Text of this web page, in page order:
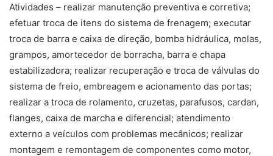
Atividades – realizar manutenção preventiva e corretiva;
efetuar troca de itens do sistema de frenagem; executar
troca de barra e caixa de direção, bomba hidráulica, molas,
grampos, amortecedor de borracha, barra e chapa
estabilizadora; realizar recuperação e troca de válvulas do
sistema de freio, embreagem e acionamento das portas;
realizar a troca de rolamento, cruzetas, parafusos, cardan,
flanges, caixa de marcha e diferencial; atendimento
externo a veículos com problemas mecânicos; realizar
montagem e remontagem de componentes como motor,